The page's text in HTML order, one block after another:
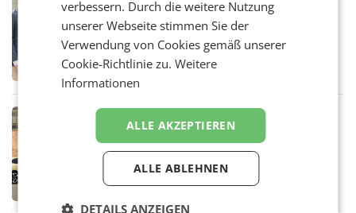
Alles bereit für den Wechsel: Jürgen
Albrecht setzt ab 1.1.2027 auf Adeg
WIENER NEUDORF. – Die geplante
Zusammenarbeit zwischen Adeg und dem
Vorarlberger Kaufmann Jürgen Albrecht ist
kartellrechtlich freigegeben: Die
Rekordergebnis im Juli: Leapmotor
verdoppelt Auslieferungen und
überschreitet die 100.000er-Marke
– Im Juli 2026 erreichte Leapmotor einen
wichtigen Meilenstein und lieferte weltweit
verbessern. Durch die weitere Nutzung
unserer Webseite stimmen Sie der
Verwendung von Cookies gemäß unserer
Cookie-Richtlinie zu.Weitere
Informationen
ALLE AKZEPTIEREN
ALLE ABLEHNEN
DETAILS ANZEIGEN